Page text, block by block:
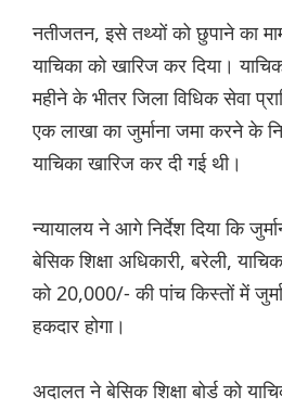
नतीजतन, इसे तथ्यों को छुपाने का
याचिका को खारिज कर दिया।
महीने के भीतर जिला विधिक सेवा
एक लाखा का जुर्माना जमा करने के
याचिका खारिज कर दी गई थी।
न्यायालय ने आगे निर्देश दिया कि
बेसिक शिक्षा अधिकारी, बरेली,
को 20,000/- की पांच किस्तों में
हकदार होगा।
अदालत ने बेसिक शिक्षा बोर्ड को